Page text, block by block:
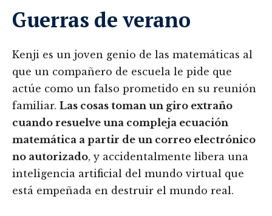
Guerras de verano
Kenji es un joven genio de las matemáticas al
que un compañero de escuela le pide que
actúe como un falso prometido en su reunión
familiar. Las cosas toman un giro extraño
cuando resuelve una compleja ecuación
matemática a partir de un correo electrónico
no autorizado, y accidentalmente libera una
inteligencia artificial del mundo virtual que
está empeñada en destruir el mundo real.